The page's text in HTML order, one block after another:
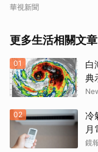
華視新聞
更多生活相關文章
01
白
典
02
冷
月
鏡